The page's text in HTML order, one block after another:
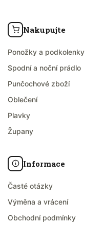
Nakupujte
Ponožky a podkolenky
Spodní a noční prádlo
Punčochové zboží
Oblečení
Plavky
Župany
Informace
Časté otázky
Výměna a vrácení
Obchodní podmínky